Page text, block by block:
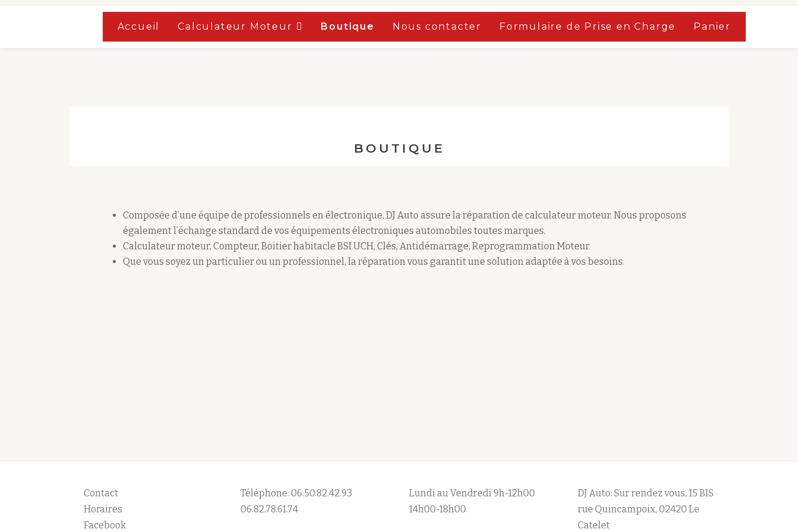
Accueil Calculateur Moteur Boutique Nous contacter Formulaire de Prise en Charge Panier
BOUTIQUE
Composée d’une équipe de professionnels en électronique, DJ Auto assure la réparation de calculateur moteur. Nous proposons
également l’échange standard de vos équipements électroniques automobiles toutes marques.
Calculateur moteur, Compteur, Boitier habitacle BSI UCH, Clés, Antidémarrage, Reprogrammation Moteur.
Que vous soyez un particulier ou un professionnel, la réparation vous garantit une solution adaptée à vos besoins.
Contact
Horaires
Facebook
Téléphone: 06.50.82.42.93
06.82.78.61.74
Lundi au Vendredi 9h-12h00
14h00-18h00
DJ Auto: Sur rendez vous, 15 BIS
rue Quincampoix, 02420 Le
Catelet